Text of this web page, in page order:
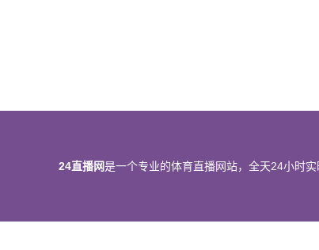
24直播网是一个专业的体育直播网站，全天24小时